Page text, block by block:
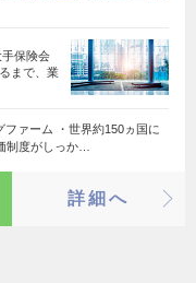
手保険会
まで、業
ファーム ・世界約150ヵ国に
制度がしっか…
詳細へ